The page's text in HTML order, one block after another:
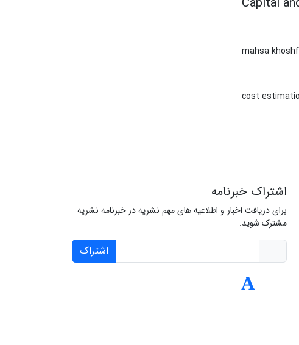
mahsa
cost
اشتراک خبرنامه
برای دریافت اخبار و اطلاعیه های مهم نشریه در خبرنامه نشریه
مشترک شوید.
اشتراک